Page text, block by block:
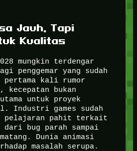
Jauh, Tapi
Kualitas
mungkin terdengar
penggemar yang sudah
pertama kali rumor
kecepatan bukan
untuk proyek
Industri games sudah
pelajaran pahit terkait
bug parah sampai
Dunia animasi
masalah serupa.